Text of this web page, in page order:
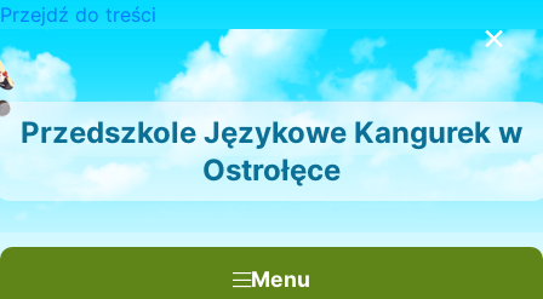
Przejdź do treści
Przedszkole Językowe Kangurek w
Ostrołęce
Menu
×